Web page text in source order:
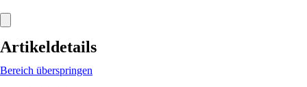
Artikeldetails
Bereich überspringen